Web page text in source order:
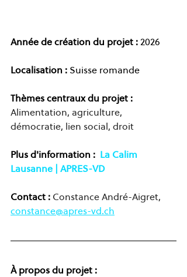
Année de création du projet : 2026
Localisation : Suisse romande
Thèmes centraux du projet :
Alimentation, agriculture,
démocratie, lien social, droit
Plus d'information : La Calim
Lausanne | APRES-VD
Contact : Constance André-Aigret,
constance@apres-vd.ch
À propos du projet :